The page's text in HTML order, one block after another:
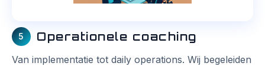
5 Operationele coaching
Van implementatie tot daily operations. Wij begeleiden